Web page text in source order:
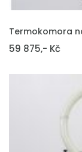
VLOŽIT DO KOŠÍKU
Termokomora
59 875,- Kč